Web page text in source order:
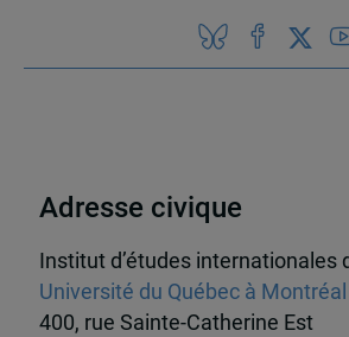
Adresse civique
Institut d’études internationales
Université du Québec à Montréal
400, rue Sainte-Catherine Est